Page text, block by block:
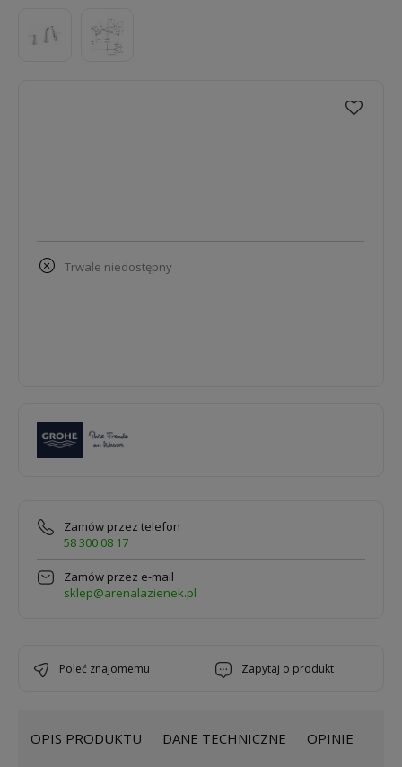
trwale niedostępny
Zamów przez telefon
58 300 08 17
Zamów przez e-mail
sklep@arenalazienek.pl
poleć znajomemu zapytaj o produkt
OPIS PRODUKTU DANE TECHNICZNE OPINIE